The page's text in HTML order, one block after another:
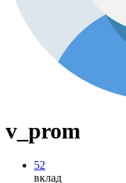
v_prom
52
вклад